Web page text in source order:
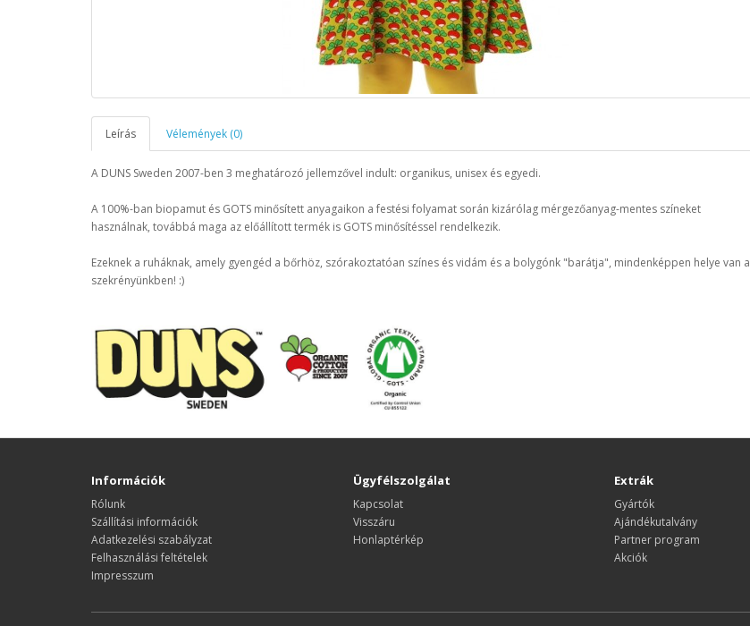
Leírás Vélemények (0)
A DUNS Sweden 2007-ben 3 meghatározó jellemzővel indult: organikus, unisex és egyedi.
A 100%-ban biopamut és GOTS minősített anyagaikon a festési folyamat során kizárólag mérgezőanyag-mentes színeket
használnak, továbbá maga az előállított termék is GOTS minősítéssel rendelkezik.
Ezeknek a ruháknak, amely gyengéd a bőrhöz, szórakoztatóan színes és vidám és a bolygónk "barátja", mindenképpen helye van a
szekrényünkben! :)
Információk
Rólunk
Szállítási információk
Adatkezelési szabályzat
Felhasználási feltételek
Impresszum
Ügyfélszolgálat
Kapcsolat
Visszáru
Honlaptérkép
Extrák
Gyártók
Ajándékutalvány
Partner program
Akciók